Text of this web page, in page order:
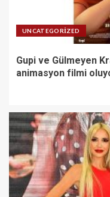
UNCATEGORIZED
Gupi ve Gülmeyen
animasyon filmi